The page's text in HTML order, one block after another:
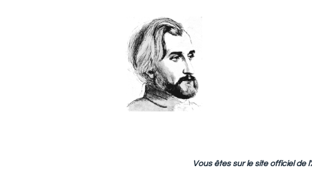
Vous êtes sur le site officiel de